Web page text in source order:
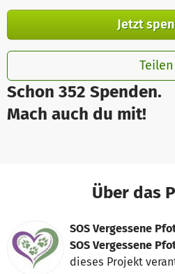
Schon 352 Spenden.
Mach auch du mit!
Jetzt
Teilen
Über das
SOS Vergessene
SOS Vergessene
dieses Projekt